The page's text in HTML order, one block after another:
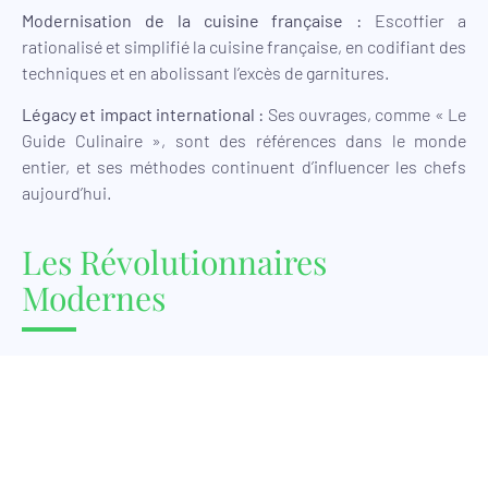
Modernisation de la cuisine française : Escoffier a
rationalisé et simplifié la cuisine française, en codifiant des
techniques et en abolissant l’excès de garnitures.
Légacy et impact international : Ses ouvrages, comme « Le
Guide Culinaire », sont des références dans le monde
entier, et ses méthodes continuent d’influencer les chefs
aujourd’hui.
Les Révolutionnaires
Modernes